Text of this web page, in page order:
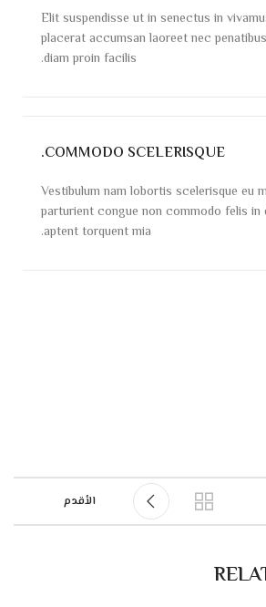
Elit suspendisse ut in senectus in
placerat accumsan laoreet nec
diam proin facilis.
COMMODO SCELERISQUE.
Vestibulum nam lobortis scelerisque eu
parturient congue non commodo felis in
aptent torquent mia.
الأقدم